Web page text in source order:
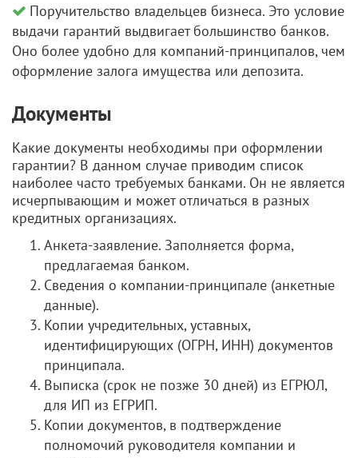
Поручительство владельцев бизнеса. Это условие
выдачи гарантий выдвигает большинство банков.
Оно более удобно для компаний-принципалов, чем
оформление залога имущества или депозита.
Документы
Какие документы необходимы при оформлении
гарантии? В данном случае приводим список
наиболее часто требуемых банками. Он не является
исчерпывающим и может отличаться в разных
кредитных организациях.
Анкета-заявление. Заполняется форма,
предлагаемая банком.
Сведения о компании-принципале (анкетные
данные).
Копии учредительных, уставных,
идентифицирующих (ОГРН, ИНН) документов
принципала.
Выписка (срок не позже 30 дней) из ЕГРЮЛ,
для ИП из ЕГРИП.
Копии документов, в подтверждение
полномочий руководителя компании и